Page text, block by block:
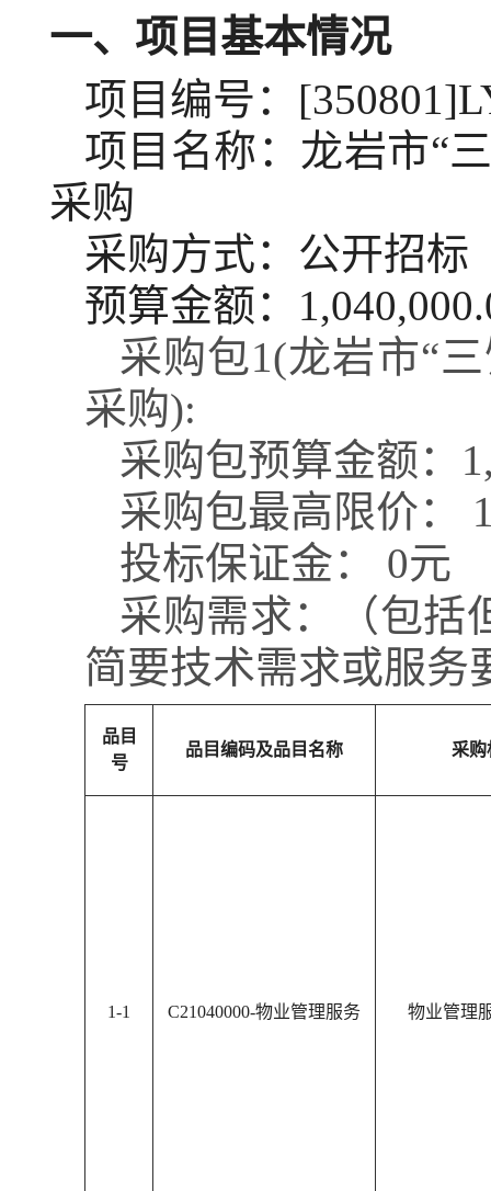
一、项目基本情况
项目编号：
项目名称：龙岩市“
采购
采购方式：公开招标
预算金额：
采购包1(龙岩市“
采购):
采购包预算金额：
采购包最高限价：
投标保证金：
0元
采购需求：（包括
简要技术需求或服务
品目
号
品目编码及品目名称 采购
1-1 C21040000-物业管理服务 物业管理